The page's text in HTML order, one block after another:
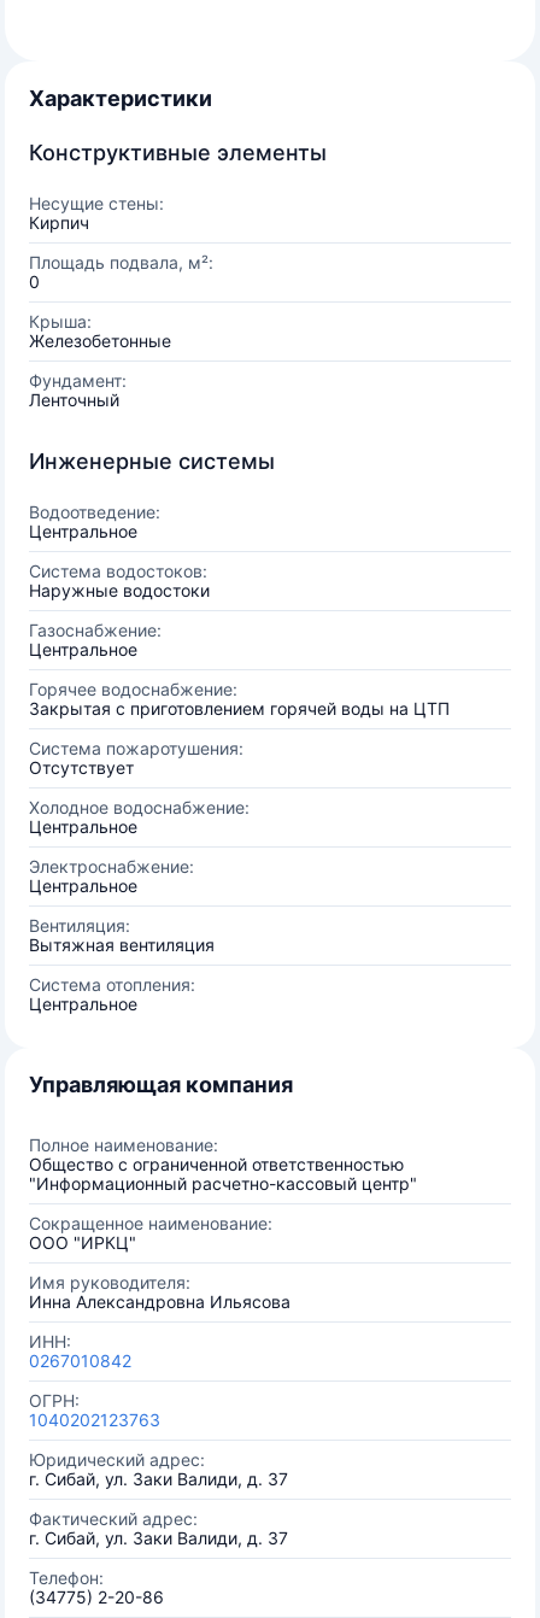
Характеристики
Конструктивные элементы
Несущие стены:
Кирпич
Площадь подвала, м²:
0
Крыша:
Железобетонные
Фундамент:
Ленточный
Инженерные системы
Водоотведение:
Центральное
Система водостоков:
Наружные водостоки
Газоснабжение:
Центральное
Горячее водоснабжение:
Закрытая с приготовлением горячей воды на ЦТП
Система пожаротушения:
Отсутствует
Холодное водоснабжение:
Центральное
Электроснабжение:
Центральное
Вентиляция:
Вытяжная вентиляция
Система отопления:
Центральное
Управляющая компания
Полное наименование:
Общество с ограниченной ответственностью
"Информационный расчетно-кассовый центр"
Сокращенное наименование:
ООО "ИРКЦ"
Имя руководителя:
Инна Александровна Ильясова
ИНН:
0267010842
ОГРН:
1040202123763
Юридический адрес:
г. Сибай, ул. Заки Валиди, д. 37
Фактический адрес:
г. Сибай, ул. Заки Валиди, д. 37
Телефон:
(34775) 2-20-86